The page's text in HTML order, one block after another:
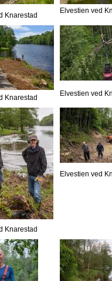
Knarestad
Elvestien ved
Knarestad Elvestien ved
Knarestad
Elvestien ved